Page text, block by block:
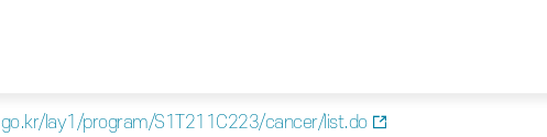
lay1/program/S1T211C223/cancer/list.do